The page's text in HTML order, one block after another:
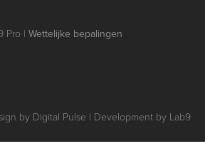
Pro | Wettelijke bepalingen
by Digital Pulse | Development by Lab9